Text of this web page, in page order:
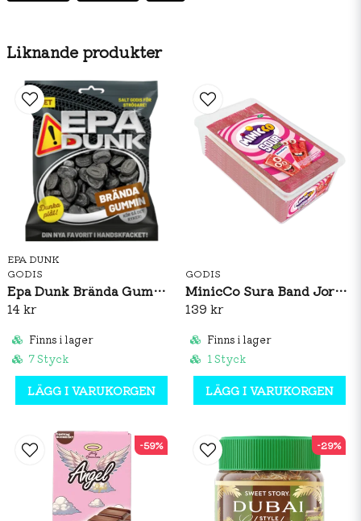
Liknande produkter
EPA DUNK
GODIS
Epa Dunk Brända Gummin 80g
14 kr
Finns i lager
7 Styck
LÄGG I VARUKORGEN
GODIS
MinicCo Sura Band Jordgubb 1,5kg
139 kr
Finns i lager
1 Styck
LÄGG I VARUKORGEN
-59% -29%